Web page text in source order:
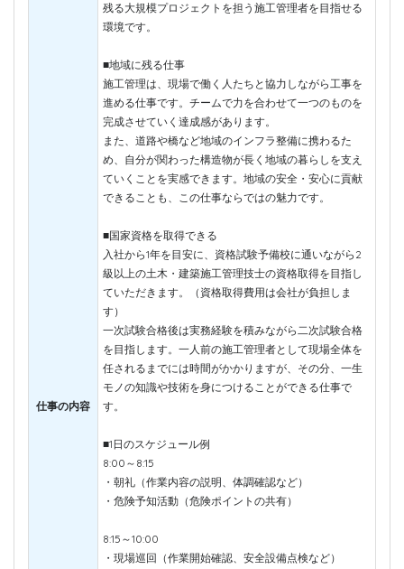
仕事の内容
残る大規模プロジェクトを担う施工管理者を目指せる
環境です。
■地域に残る仕事
施工管理は、現場で働く人たちと協力しながら工事を
進める仕事です。チームで力を合わせて一つのものを
完成させていく達成感があります。
また、道路や橋など地域のインフラ整備に携わるた
め、自分が関わった構造物が長く地域の暮らしを支え
ていくことを実感できます。地域の安全・安心に貢献
できることも、この仕事ならではの魅力です。
■国家資格を取得できる
入社から1年を目安に、資格試験予備校に通いながら2
級以上の土木・建築施工管理技士の資格取得を目指し
ていただきます。（資格取得費用は会社が負担しま
す）
一次試験合格後は実務経験を積みながら二次試験合格
を目指します。一人前の施工管理者として現場全体を
任されるまでには時間がかかりますが、その分、一生
モノの知識や技術を身につけることができる仕事で
す。
■1日のスケジュール例
8:00～8:15
・朝礼（作業内容の説明、体調確認など）
・危険予知活動（危険ポイントの共有）
8:15～10:00
・現場巡回（作業開始確認、安全設備点検など）